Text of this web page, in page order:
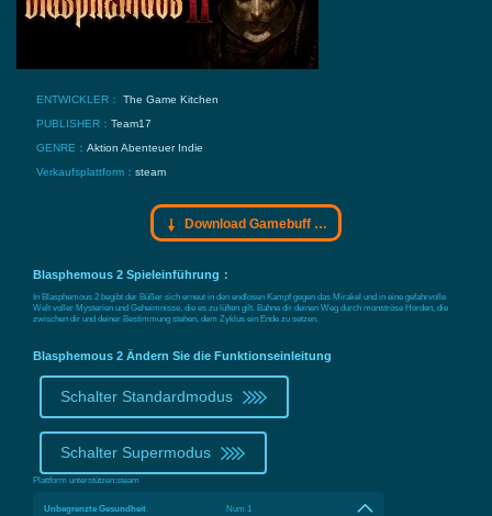
ENTWICKLER： The Game Kitchen
PUBLISHER： Team17
GENRE： Aktion AbenteuerIndie
Verkaufsplattform： steam
Download Gamebuff Trainer
Blasphemous 2 Spieleinführung：
In Blasphemous 2 begibt der Büßer sich erneut in den endlosen Kampf gegen das Mirakel und in eine gefahrvolle
Welt voller Mysterien und Geheimnisse, die es zu lüften gilt. Bahne dir deinen Weg durch monströse Horden, die
zwischen dir und deiner Bestimmung stehen, dem Zyklus ein Ende zu setzen.
Blasphemous 2 Ändern Sie die Funktionseinleitung
Schalter Standardmodus
Schalter Supermodus
Plattform unterstützen:steam
Unbegrenzte Gesundheit Num 1